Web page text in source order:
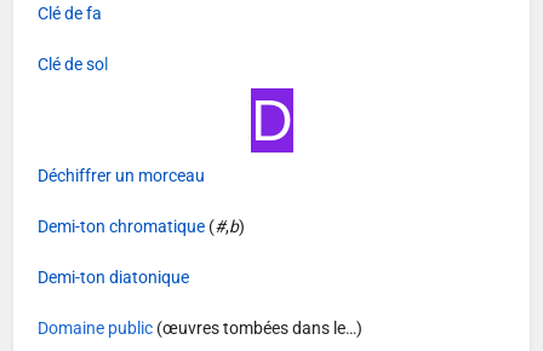
Clé de fa
Clé de so
D
Déchiffrer un morceau
Demi-ton chromatique (#,b)
Demi-ton diatonique
Domaine public (œuvres tombées dans le…)